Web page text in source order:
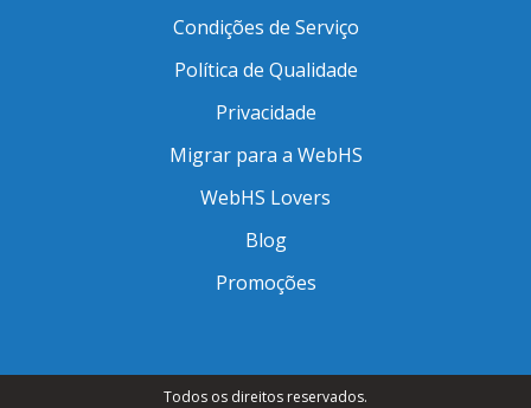
Condições de Serviço
Política de Qualidade
Privacidade
Migrar para a WebHS
WebHS Lovers
Blog
Promoções
Todos os direitos reservados.